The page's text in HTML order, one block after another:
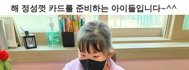
해 정성껏 카드를 준비하는 아이들입니다~^^